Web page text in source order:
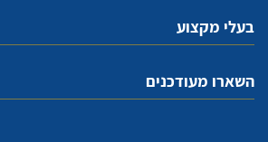
בעלי מקצוע
השארו מעודכנים